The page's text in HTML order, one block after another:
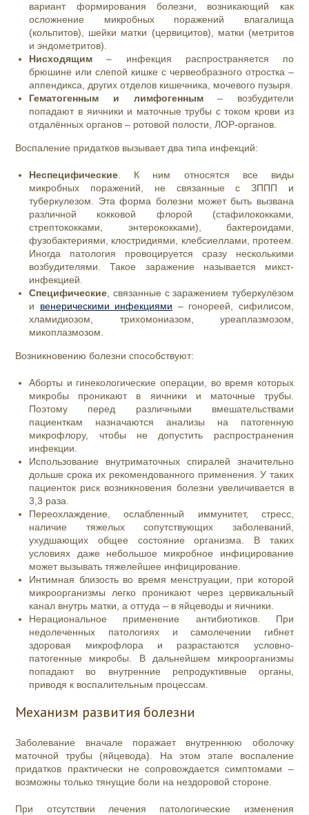
вариант формирования болезни, возникающий как
осложнение микробных поражений влагалища
(кольпитов), шейки матки (цервицитов), матки (метритов
и эндометритов).
Нисходящим – инфекция распространяется по
брюшине или слепой кишке с червеобразного отростка –
аппендикса, других отделов кишечника, мочевого пузыря.
Гематогенным и лимфогенным– возбудители
попадают в яичники и маточные трубы с током крови из
отдалённых органов – ротовой полости, ЛОР-органов.
Воспаление придатков вызывает два типа инфекций:
Неспецифические . К ним относятся все виды
микробных поражений, не связанные с ЗППП и
туберкулезом. Эта форма болезни может быть вызвана
различной кокковой флорой (стафилококками,
стрептококками, энтерококками), бактероидами,
фузобактериями, клостридиями, клебсиеллами, протеем.
Иногда патология провоцируется сразу несколькими
возбудителями. Такое заражение называется микст-
инфекцией.
Специфические , связанные с заражением туберкулёзом
и венерическими инфекциями – гонореей, сифилисом,
хламидиозом, трихомониазом, уреаплазмозом,
микоплазмозом.
Возникновению болезни способствуют:
Аборты и гинекологические операции, во время которых
микробы проникают в яичники и маточные трубы.
Поэтому перед различными вмешательствами
пациенткам назначаются анализы на патогенную
микрофлору, чтобы не допустить распространения
инфекции.
Использование внутриматочных спиралей значительно
дольше срока их рекомендованного применения. У таких
пациенток риск возникновения болезни увеличивается в
3,3 раза.
Переохлаждение, ослабленный иммунитет, стресс,
наличие тяжелых сопутствующих заболеваний,
ухудшающих общее состояние организма. В таких
условиях даже небольшое микробное инфицирование
может вызывать тяжелейшее инфицирование.
Интимная близость во время менструации, при которой
микроорганизмы легко проникают через цервикальный
канал внутрь матки, а оттуда – в яйцеводы и яичники.
Нерациональное применение антибиотиков. При
недолеченных патологиях и самолечении гибнет
здоровая микрофлора и разрастаются условно-
патогенные микробы. В дальнейшем микроорганизмы
попадают во внутренние репродуктивные органы,
приводя к воспалительным процессам.
Механизм развития болезни
Заболевание вначале поражает внутреннюю оболочку
маточной трубы (яйцевода). На этом этапе воспаление
придатков практически не сопровождается симптомами –
возможны только тянущие боли на нездоровой стороне.
При отсутствии лечения патологические изменения